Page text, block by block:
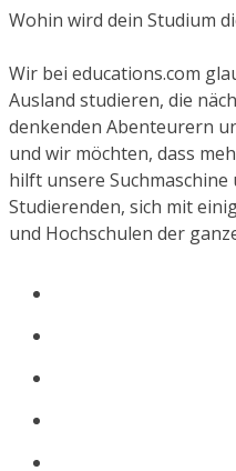
Wohin wird dein Studium
Wir bei educations.com
Ausland studieren, die
denkenden Abenteurern
und wir möchten, dass
hilft unsere
Studierenden, sich mit
und Hochschulen der